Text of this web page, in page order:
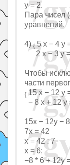
y = 2.
Пара чисел
уравнений.
4){5 x − 4 y
2 x − 3 y =
Чтобы
части
{ 15 x − 12 y
− 8 x + 12 y
15x − 12y −
7x = 42
x = 42 : 7
x = 6;
−8 * 6 + 12y